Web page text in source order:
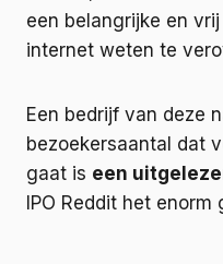
een belangrijke en
internet weten te
Een bedrijf van deze
bezoekersaantal dat
gaat is een
IPO Reddit het enorm